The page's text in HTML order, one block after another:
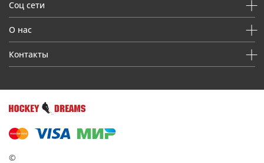
Соц сети
О нас
Контакты
©